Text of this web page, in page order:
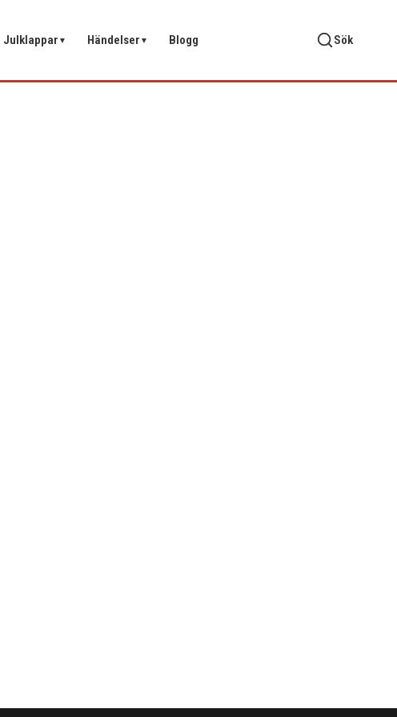
Julklappar ▼ Händelser ▼ Blogg Sök